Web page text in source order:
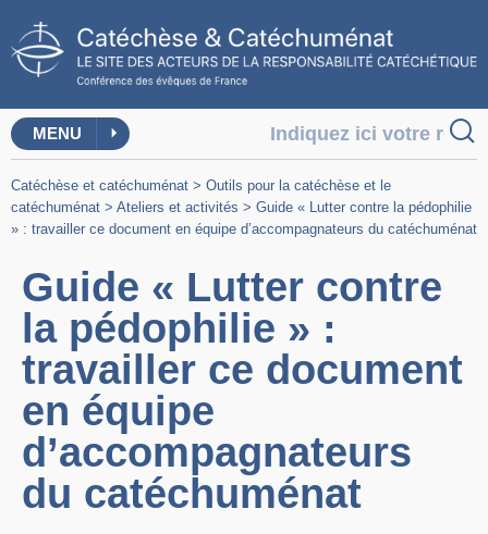
MENU
Catéchèse et catéchuménat > Outils pour la catéchèse et le
catéchuménat > Ateliers et activités > Guide « Lutter contre la pédophilie
» : travailler ce document en équipe d’accompagnateurs du catéchuménat
Guide « Lutter contre
la pédophilie » :
travailler ce document
en équipe
d’accompagnateurs
du catéchuménat